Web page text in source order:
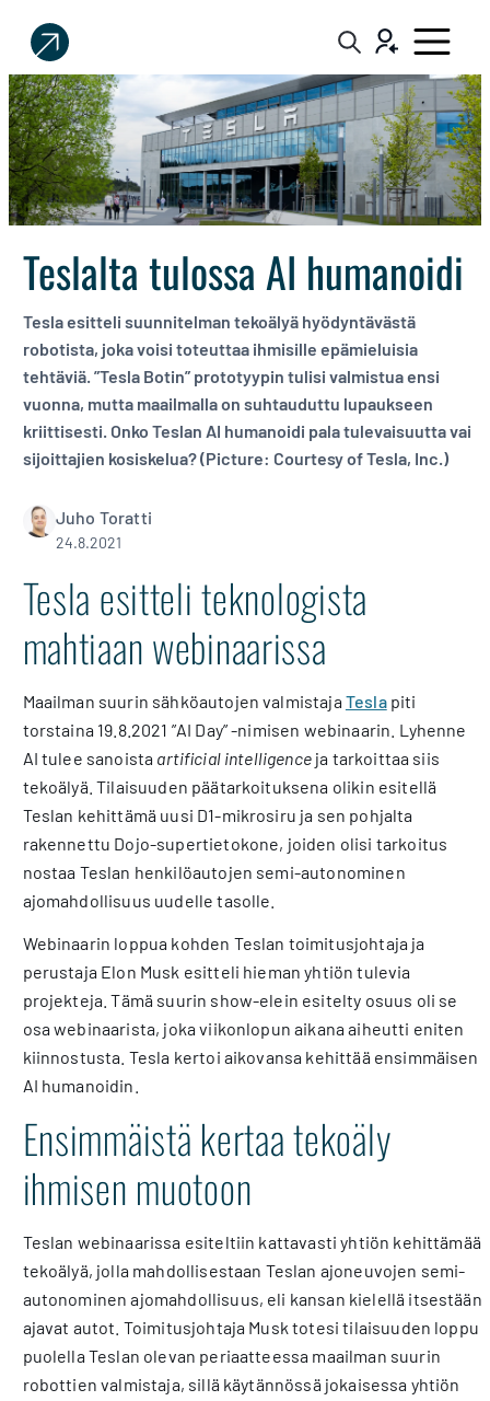
Sijoittaja.fi
Tee
parempia
sijoituspäätöksiä
Teslalta tulossa AI humanoidi
Tesla esitteli suunnitelman tekoälyä hyödyntävästä
robotista, joka voisi toteuttaa ihmisille epämieluisia
tehtäviä. ”Tesla Botin” prototyypin tulisi valmistua ensi
vuonna, mutta maailmalla on suhtauduttu lupaukseen
kriittisesti. Onko Teslan AI humanoidi pala tulevaisuutta vai
sijoittajien kosiskelua? (Picture: Courtesy of Tesla, Inc.)
Juho Toratti
24.8.2021
Tesla esitteli teknologista
mahtiaan webinaarissa
Maailman suurin sähköautojen valmistaja Teslapiti
torstaina 19.8.2021 ”AI Day” -nimisen webinaarin. Lyhenne
AI tulee sanoista artificial intelligenceja tarkoittaa siis
tekoälyä. Tilaisuuden päätarkoituksena olikin esitellä
Teslan kehittämä uusi D1-mikrosiru ja sen pohjalta
rakennettu Dojo-supertietokone, joiden olisi tarkoitus
nostaa Teslan henkilöautojen semi-autonominen
ajomahdollisuus uudelle tasolle.
Webinaarin loppua kohden Teslan toimitusjohtaja ja
perustaja Elon Musk esitteli hieman yhtiön tulevia
projekteja. Tämä suurin show-elein esitelty osuus oli se
osa webinaarista, joka viikonlopun aikana aiheutti eniten
kiinnostusta. Tesla kertoi aikovansa kehittää ensimmäisen
AI humanoidin.
Ensimmäistä kertaa tekoäly
ihmisen muotoon
Teslan webinaarissa esiteltiin kattavasti yhtiön kehittämää
tekoälyä, jolla mahdollisestaan Teslan ajoneuvojen semi-
autonominen ajomahdollisuus, eli kansan kielellä itsestään
ajavat autot. Toimitusjohtaja Musk totesi tilaisuuden loppu
puolella Teslan olevan periaatteessa maailman suurin
robottien valmistaja, sillä käytännössä jokaisessa yhtiön